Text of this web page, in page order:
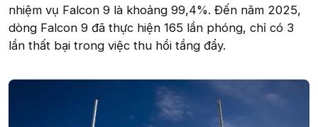
nhiệm vụ Falcon 9 là khoảng 99,4%. Đến năm 2025,
dòng Falcon 9 đã thực hiện 165 lần phóng, chỉ có 3
lần thất bại trong việc thu hồi tầng đẩy.